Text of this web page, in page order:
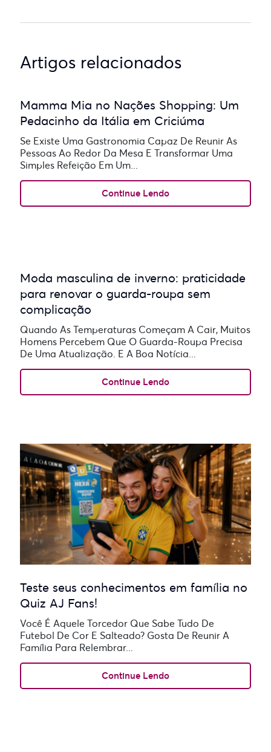
Artigos relacionados
Mamma Mia no Nações Shopping: Um
Pedacinho da Itália em Criciúma
Se Existe Uma Gastronomia Capaz De Reunir As
Pessoas Ao Redor Da Mesa E Transformar Uma
Simples Refeição Em Um...
Continue Lendo
Moda masculina de inverno: praticidade
para renovar o guarda-roupa sem
complicação
Quando As Temperaturas Começam A Cair, Muitos
Homens Percebem Que O Guarda-Roupa Precisa
De Uma Atualização. E A Boa Notícia...
Continue Lendo
Teste seus conhecimentos em família no
Quiz AJ Fans!
Você É Aquele Torcedor Que Sabe Tudo De
Futebol De Cor E Salteado? Gosta De Reunir A
Família Para Relembrar...
Continue Lendo